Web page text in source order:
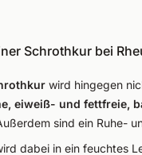
Schrothkur bei
wird hingegen
eiweiß- und fettfreie,
sind ein Ruhe-
dabei in ein feuchtes